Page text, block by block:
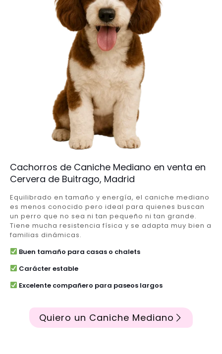
Cachorros de Caniche Mediano en venta en
Cervera de Buitrago, Madrid
Equilibrado en tamaño y energía, el caniche mediano
es menos conocido pero ideal para quienes buscan
un perro que no sea ni tan pequeño ni tan grande.
Tiene mucha resistencia física y se adapta muy bien a
familias dinámicas.
Buen tamaño para casas o chalets
Carácter estable
Excelente compañero para paseos largos
Quiero un Caniche Mediano